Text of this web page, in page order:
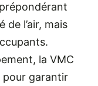
de l’air, mais
la VMC
pour garantir